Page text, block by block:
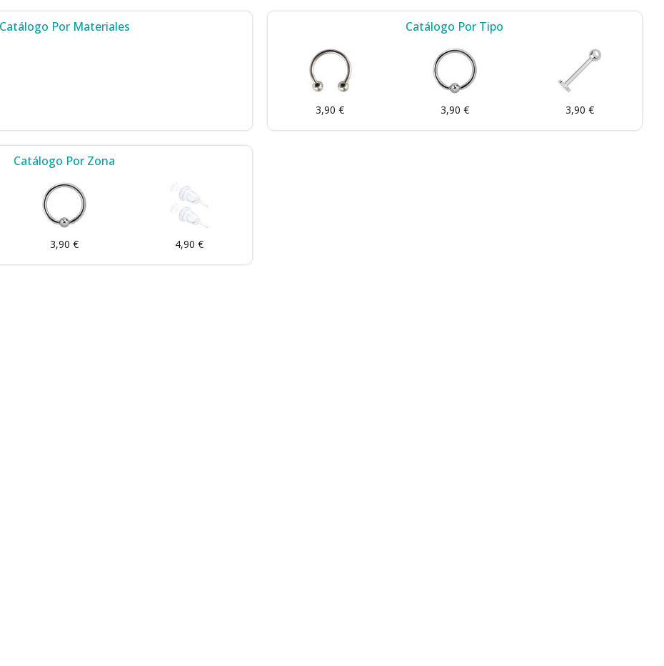
Catálogo Por Materiales Catálogo Por Tipo
3,90 € 3,90 € 3,90 €
Catálogo Por Zona
3,90 € 4,90 €